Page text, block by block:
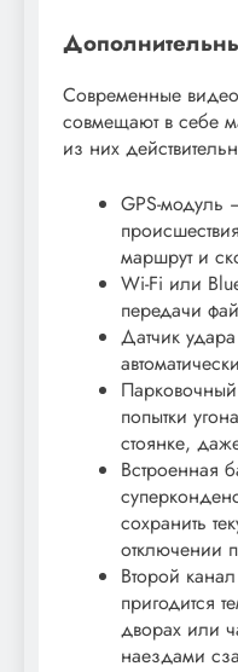
Современные
совмещают в себе
из них
GPS-модуль
маршрут и
Wi-Fi или
передачи
Датчик
попытки
стоянке,
Встроенная
сохранить
отключении
Второй
пригодится
дворах или
наездами